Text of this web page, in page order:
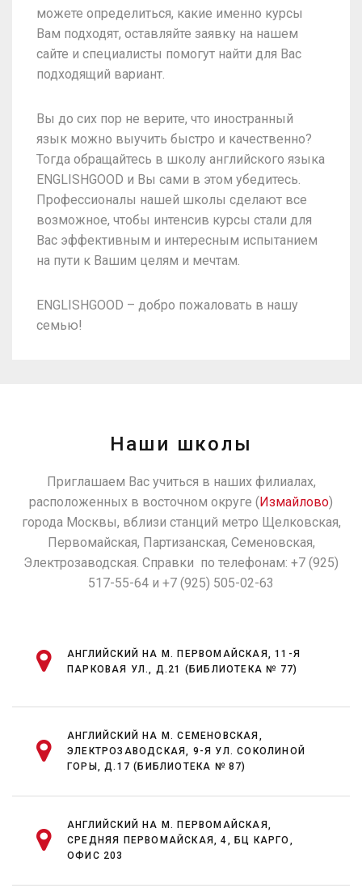
можете определиться, какие именно курсы
Вам подходят, оставляйте заявку на нашем
сайте и специалисты помогут найти для Вас
подходящий вариант.
Вы до сих пор не верите, что иностранный
язык можно выучить быстро и качественно?
Тогда обращайтесь в школу английского языка
ENGLISHGOOD и Вы сами в этом убедитесь.
Профессионалы нашей школы сделают все
возможное, чтобы интенсив курсы стали для
Вас эффективным и интересным испытанием
на пути к Вашим целям и мечтам.
ENGLISHGOOD – добро пожаловать в нашу
семью!
Наши школы
Приглашаем Вас учиться в наших филиалах,
расположенных в восточном округе (Измайлово)
города Москвы, вблизи станций метро Щелковская,
Первомайская, Партизанская, Семеновская,
Электрозаводская. Справки по телефонам: +7 (925)
517-55-64 и +7 (925) 505-02-63
АНГЛИЙСКИЙ НА М. ПЕРВОМАЙСКАЯ, 11-Я
ПАРКОВАЯ УЛ., Д.21 (БИБЛИОТЕКА № 77)
АНГЛИЙСКИЙ НА М. СЕМЕНОВСКАЯ,
ЭЛЕКТРОЗАВОДСКАЯ, 9-Я УЛ. СОКОЛИНОЙ
ГОРЫ, Д.17 (БИБЛИОТЕКА № 87)
АНГЛИЙСКИЙ НА М. ПЕРВОМАЙСКАЯ,
СРЕДНЯЯ ПЕРВОМАЙСКАЯ, 4, БЦ КАРГО,
ОФИС 203